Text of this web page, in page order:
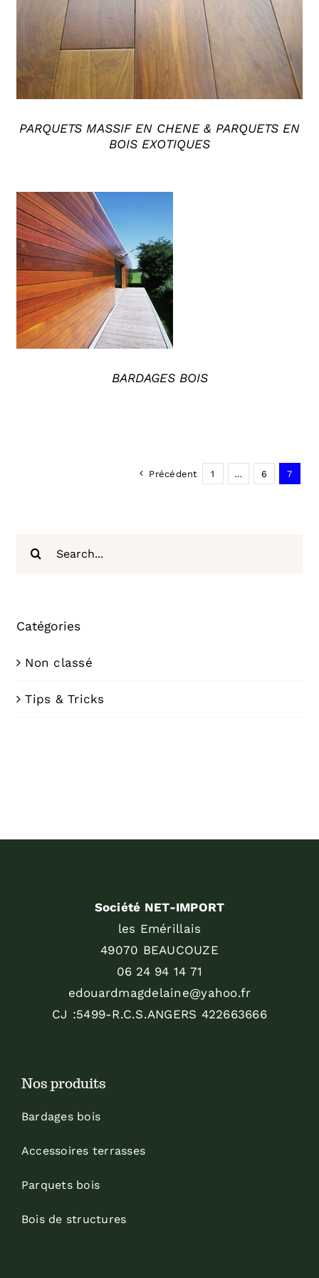
Catégories
Non classé
Tips & Tricks
PARQUETS MASSIF EN CHENE & PARQUETS EN
BOIS EXOTIQUES
DÉTAILS
BARDAGES BOIS
Précédent 1 … 6 7
Société NET-IMPORT
les Emérillais
49070 BEAUCOUZE
06 24 94 14 71
edouardmagdelaine@yahoo.fr
CJ :5499-R.C.S.ANGERS 422663666
Nos produits
Bardages bois
Accessoires terrasses
Parquets bois
Bois de structures